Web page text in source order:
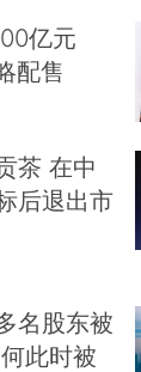
亿元
配售
茶 在中
后退出市
名股东被
此时被